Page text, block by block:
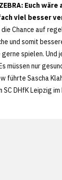
ZEBRA: Euch
viel besser
Chance auf
und somit
spielen. Und
müssen nur
führte Sascha
SC DHfK Leipzig